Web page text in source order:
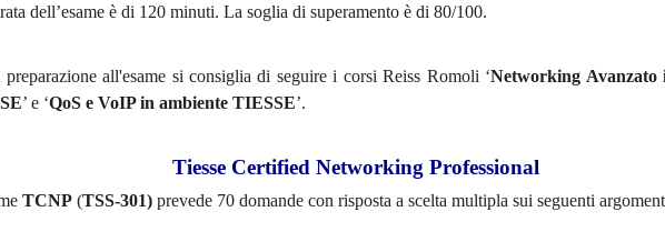
dell’esame è di 120 minuti. La soglia di superamento è di 80/100.
preparazione all'esame si consiglia di seguire i corsi Reiss Romoli ‘Networking Avanzato
’ e ‘QoS e VoIP in ambiente TIESSE’.
Tiesse Certified Networking Professional
TCNP(TSS-301)prevede 70 domande con risposta a scelta multipla sui seguenti